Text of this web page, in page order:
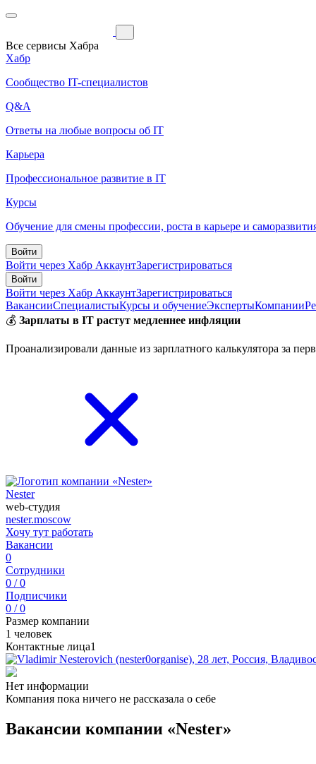
Все сервисы Хабра
Хабр
Сообщество IT-специалистов
Q&A
Ответы на любые вопросы об IT
Карьера
Профессиональное развитие в IT
Курсы
Обучение для смены профессии, роста в карьере и
Войти
Войти через Хабр АккаунтЗарегистрироваться
Войти
Войти через Хабр АккаунтЗарегистрироваться
ВакансииСпециалистыКурсы и обучениеЭкспертыКомпании
💰 Зарплаты в IT растут медленнее инфляции
Проанализировали данные из зарплатного калькулятора за
Nester
web-студия
nester.moscow
Хочу тут работать
Вакансии
0
Сотрудники
0 / 0
Подписчики
0 / 0
Размер компании
1 человек
Контактные лица1
Нет информации
Компания пока ничего не рассказала о себе
Вакансии компании «Nester»